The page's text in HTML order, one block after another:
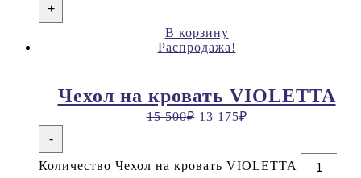
+
В корзину
Распродажа!
Чехол на кровать VIOLETTA
15 500₽ 13 175₽
-
Количество Чехол на кровать VIOLETTA